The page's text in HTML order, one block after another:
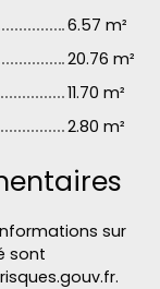
6.57 m²
20.76 m²
11.70 m²
2.80 m²
sur
sont